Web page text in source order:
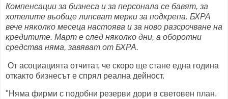
Компенсации за бизнеса и за персонала се бавят, за
хотелите въобще липсват мерки за подкрепа. БХРА
вече няколко месеца настоява и за ново разсрочване на
кредитите. Март е след няколко дни, а оборотни
средства няма, завяват от БХРА.
От асоциацията отчитат, че скоро ще стане една година
откакто бизнесът е спрял реална дейност.
"Няма фирми с подобни резерви дори в световен план.